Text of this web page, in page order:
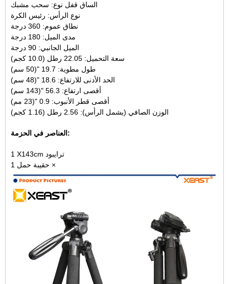
الساق قفل نوع: سحب مشبك
نوع الرأس: رئيس الكرة
نطاق عموم: 360 درجة
مدى الميل: 180 درجة
الميل الجانبي: 90 درجة
سعة التحميل: 22.05 رطل (10.0 كجم)
طول مطوية: 19.7 "(50 سم)
الحد الأدنى للارتفاع: 18.6 "(48 سم)
أقصى ارتفاع: 56.3 "(143 سم)
أقصى قطر الأنبوب: 0.9 "(23 مم)
الوزن الصافي (يشمل الرأس): 2.56 رطل (1.16 كجم)
العناصر في الحزمة:
1 X143cm ترايبود
حقيبة حمل 1 ×